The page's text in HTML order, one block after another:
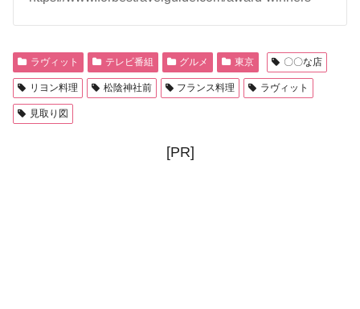
ラヴィット テレビ番組 グルメ 東京 〇〇な店
リヨン料理 松陰神社前 フランス料理 ラヴィット
見取り図
[PR]